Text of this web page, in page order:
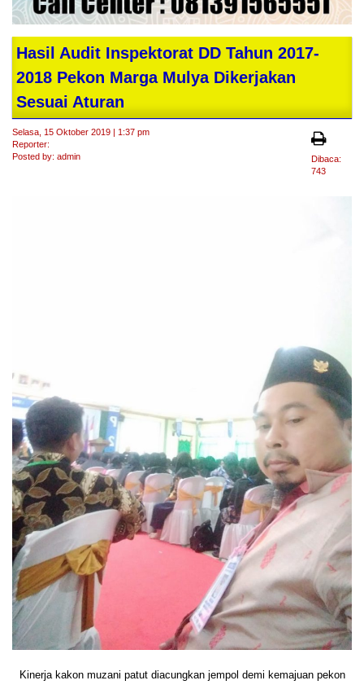
Hasil Audit Inspektorat DD Tahun 2017-
2018 Pekon Marga Mulya Dikerjakan
Sesuai Aturan
Selasa, 15 Oktober 2019 | 1:37 pm
Reporter:
Posted by: admin
Dibaca:
743
Kinerja kakon muzani patut diacungkan jempol demi kemajuan pekon